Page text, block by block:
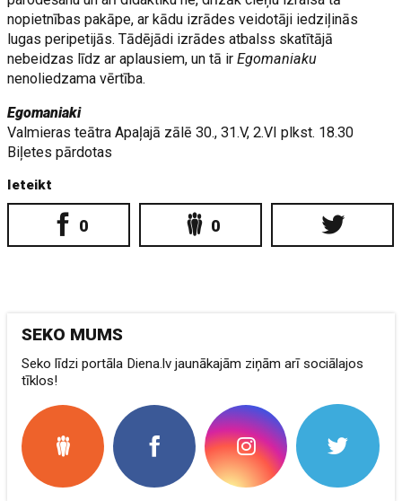
nopietnības pakāpe, ar kādu izrādes veidotāji iedziļinās
lugas peripetijās. Tādējādi izrādes atbalss skatītājā
nebeidzas līdz ar aplausiem, un tā irEgomaniaku
nenoliedzama vērtība.
Egomaniaki
Valmieras teātra Apaļajā zālē 30., 31.V, 2.VI plkst. 18.30
Biļetes pārdotas
Ieteikt
0 0
SEKO MUMS
Seko līdzi portāla Diena.lv jaunākajām ziņām arī sociālajos
tīklos!